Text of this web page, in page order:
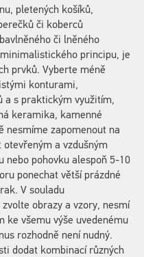
pletených košíků,
či koberců
či lněného
principu, je
prvků. Vyberte méně
konturami,
a s praktickým využitím,
keramika, kamenné
nesmíme zapomenout na
a vzdušným
nebo pohovku alespoň 5-10
ponechat větší prázdné
V souladu
obrazy a vzory, nesmí
ke všemu výše uvedenému
rozhodně není nudný.
dodat kombinací různých